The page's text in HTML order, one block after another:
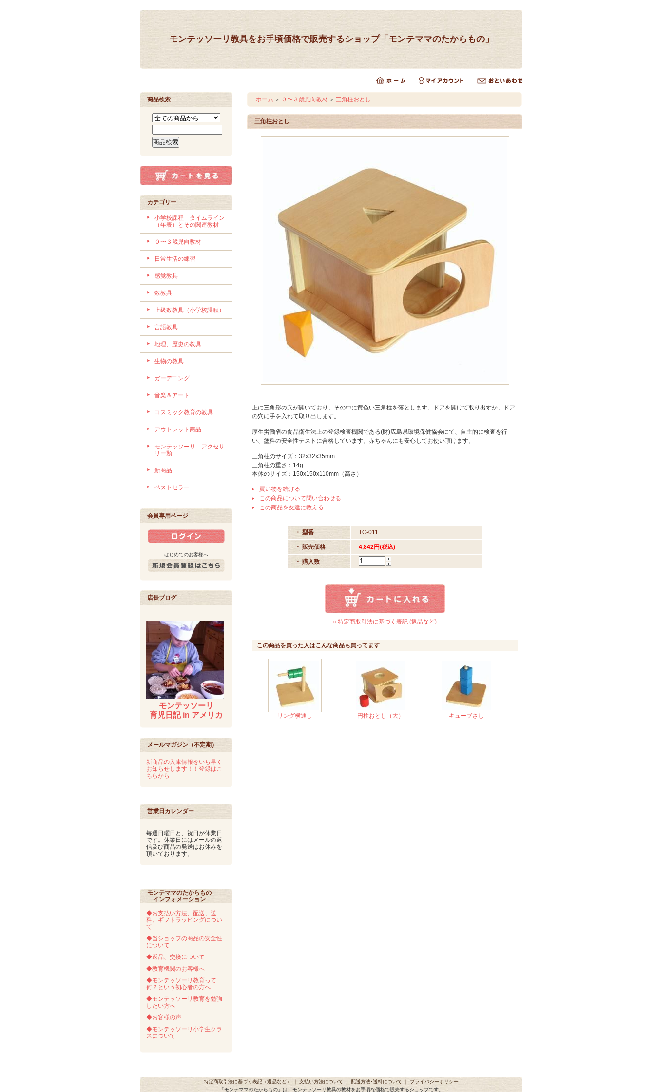
モンテッソーリ教具をお手頃価格で販売するショップ「モンテママのたからもの」
商品検索
カテゴリー
小学校課程 タイムライン
（年表）とその関連教材
０〜３歳児向教材
日常生活の練習
感覚教具
数教具
上級数教具（小学校課程）
言語教具
地理、歴史の教具
生物の教具
ガーデニング
音楽＆アート
コスミック教育の教具
アウトレット商品
モンテッソーリ アクセサ
リー類
新商品
ベストセラー
会員専用ページ
はじめてのお客様へ
店長ブログ
モンテッソーリ
育児日記 in アメリカ
メールマガジン（不定期）
新商品の入庫情報をいち早く
お知らせします！！登録はこ
ちらから
営業日カレンダー
毎週日曜日と、祝日が休業日
です。休業日にはメールの返
信及び商品の発送はお休みを
頂いております。
モンテママのたからもの
インフォメーション
◆お支払い方法、配送、送
料、ギフトラッピングについ
て
◆当ショップの商品の安全性
について
◆返品、交換について
◆教育機関のお客様へ
◆モンテッソーリ教育って
何？という初心者の方へ
◆モンテッソーリ教育を勉強
したい方へ
◆お客様の声
◆モンテッソーリ小学生クラ
スについて
ホーム ＞ ０〜３歳児向教材 ＞ 三角柱おとし
三角柱おとし
上に三角形の穴が開いており、その中に黄色い三角柱を落とします。ドアを開けて取り出すか、ドア
の穴に手を入れて取り出します。
厚生労働省の食品衛生法上の登録検査機関である(財)広島県環境保健協会にて、自主的に検査を行
い、塗料の安全性テストに合格しています。赤ちゃんにも安心してお使い頂けます。
三角柱のサイズ：32x32x35mm
三角柱の重さ：14g
本体のサイズ：150x150x110mm（高さ）
買い物を続ける
この商品について問い合わせる
この商品を友達に教える
・ 型番 TO-011
・ 販売価格 4,842円(税込)
・ 購入数
» 特定商取引法に基づく表記 (返品など)
この商品を買った人はこんな商品も買ってます
リング横通し 円柱おとし（大） キューブさし
特定商取引法に基づく表記（返品など） ｜ 支払い方法について ｜ 配送方法･送料について ｜ プライバシーポリシー
「モンテママのたからもの」は、モンテッソーリ教具の教材をお手頃な価格で販売するショップです。